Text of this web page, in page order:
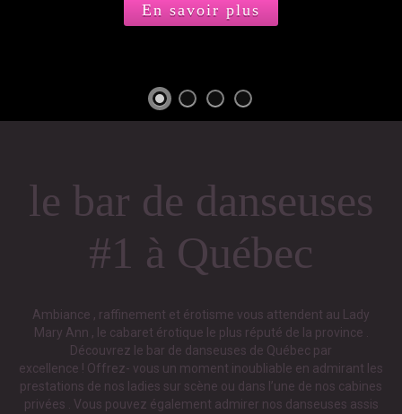
En savoir plus
le bar de danseuses
#1 à Québec
Ambiance , raffinement et érotisme vous attendent au Lady
Mary Ann , le cabaret érotique le plus réputé de la province .
Découvrez le bar de danseuses de Québec par
excellence ! Offrez- vous un moment inoubliable en admirant les
prestations de nos ladies sur scène ou dans l’une de nos cabines
privées . Vous pouvez également admirer nos danseuses assis